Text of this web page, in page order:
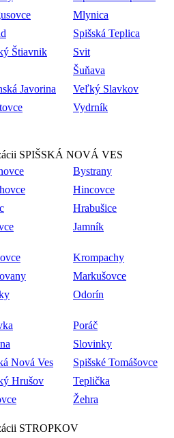
Mlynica
Spišská Teplica
Štiavnik
Svit
Šuňava
Javorina
Veľký Slavkov
Vydrník
SPIŠSKÁ NOVÁ VES
Bystrany
Hincovce
Hrabušice
Jamník
Krompachy
Markušovce
Odorín
Poráč
Slovinky
Nová Ves
Spišské Tomášovce
Hrušov
Teplička
Žehra
STROPKOV